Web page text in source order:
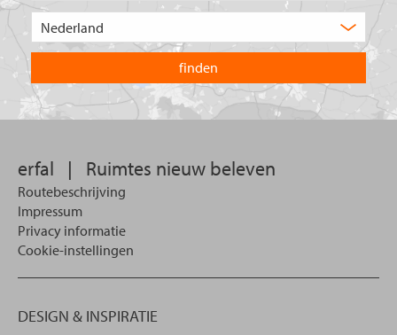
product
u?
land
waarin
u
wilt
zoeken.
erfal | Ruimtes nieuw beleven
Routebeschrijving
Impressum
Privacy informatie
Cookie-instellingen
DESIGN & INSPIRATIE